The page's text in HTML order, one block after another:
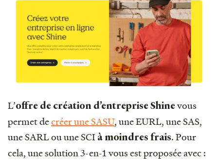
L’offre de création d’entreprise Shinevous
permet decréer une SASU, une EURL, une SAS,
une SARL ou une SCI à moindres frais. Pour
cela, une solution 3-en-1 vous est proposée avec :